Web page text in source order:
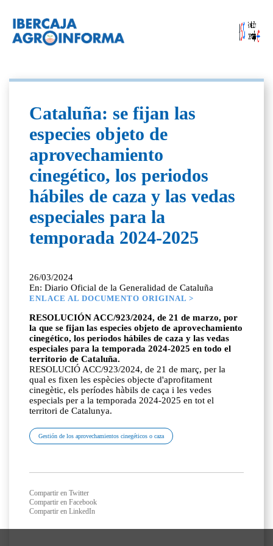
Cataluña: se fijan las
especies objeto de
aprovechamiento
cinegético, los periodos
hábiles de caza y las vedas
especiales para la
temporada 2024-2025
26/03/2024
En: Diario Oficial de la Generalidad de Cataluña
ENLACE AL DOCUMENTO ORIGINAL >
RESOLUCIÓN ACC/923/2024, de 21 de marzo, por
la que se fijan las especies objeto de aprovechamiento
cinegético, los periodos hábiles de caza y las vedas
especiales para la temporada 2024-2025 en todo el
territorio de Cataluña.
RESOLUCIÓ ACC/923/2024, de 21 de març, per la
qual es fixen les espècies objecte d'aprofitament
cinegètic, els períodes hàbils de caça i les vedes
especials per a la temporada 2024-2025 en tot el
territori de Catalunya.
Gestión de los aprovechamientos cinegéticos o caza
Compartir en Twitter
Compartir en Facebook
Compartir en LinkedIn